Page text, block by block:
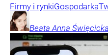
Firmy i rynkiGospodarka
Beata Anna Święcicka